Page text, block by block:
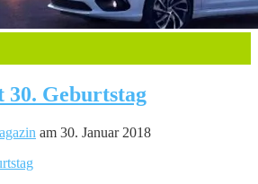
Geburtstag
am 30. Januar 2018